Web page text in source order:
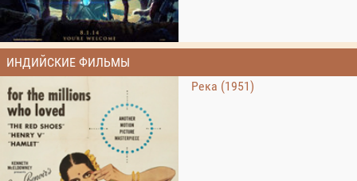
ИНДИЙСКИЕ ФИЛЬМЫ
Река (1951)